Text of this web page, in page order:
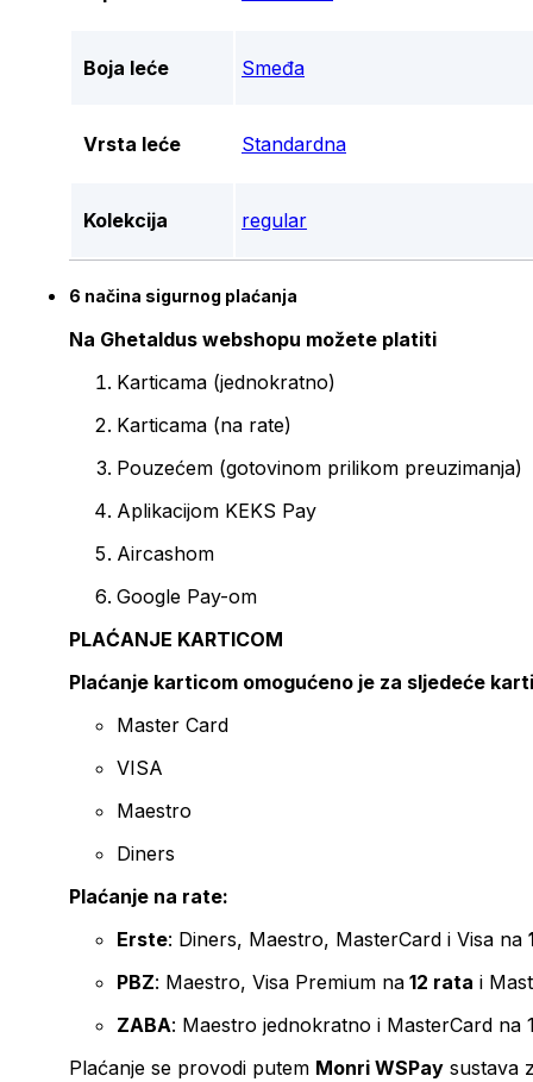
Boja leće Smeđa
Vrsta leće Standardna
Kolekcija regular
6 načina sigurnog plaćanja
Na Ghetaldus webshopu možete platiti
Karticama (jednokratno)
Karticama (na rate)
Pouzećem (gotovinom prilikom preuzimanja)
Aplikacijom KEKS Pay
Aircashom
Google Pay-om
PLAĆANJE KARTICOM
Plaćanje karticom omogućeno je za sljedeće
Master Card
VISA
Maestro
Diners
Plaćanje na rate:
Erste: Diners, Maestro, MasterCard i Visa na
PBZ: Maestro, Visa Premium na 12 rata i
ZABA: Maestro jednokratno i MasterCard na
Plaćanje se provodi putem Monri WSPay sustava